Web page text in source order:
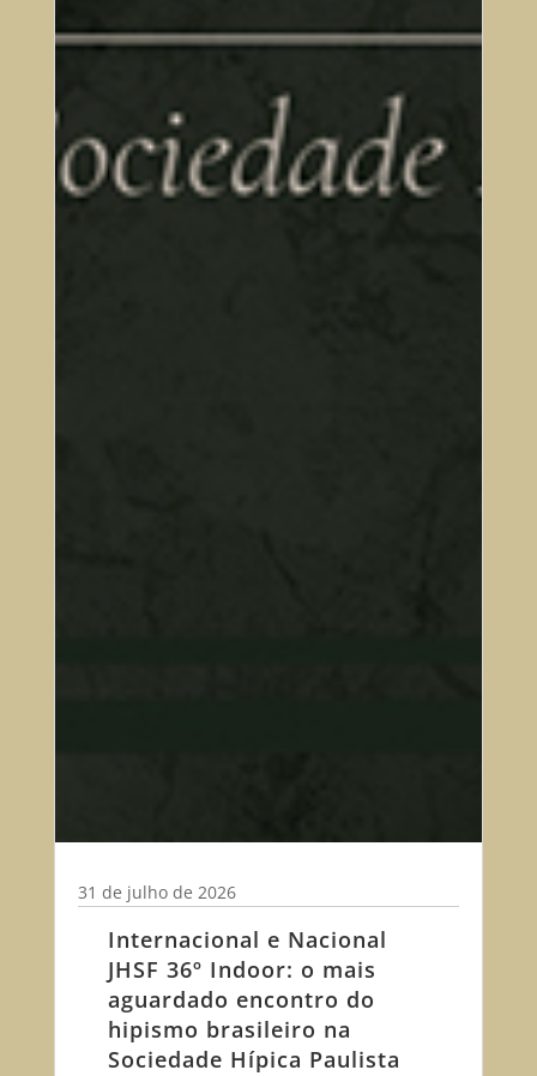
Internacional e Nacional
JHSF 36º Indoor: o mais
aguardado encontro do
hipismo brasileiro na
Sociedade Hípica Paulista
31 de julho de 2026